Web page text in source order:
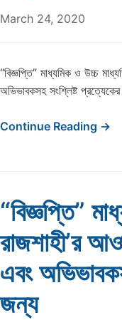
March 24, 2020
“বিজ্ঞপ্তি” মাধ্যমিক ও উচ্চ
অভিভাবকসহ সংশ্লিষ্ট
Continue Reading →
“বিজ্ঞপ্তি”
রাজশাহী’র
এবং
জন্য